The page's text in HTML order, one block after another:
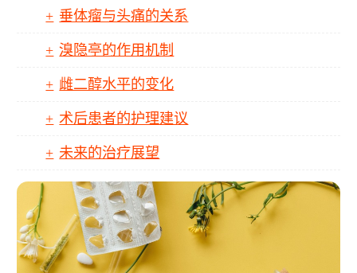
垂体瘤与头痛的关系
溴隐亭的作用机制
雌二醇水平的变化
术后患者的护理建议
未来的治疗展望